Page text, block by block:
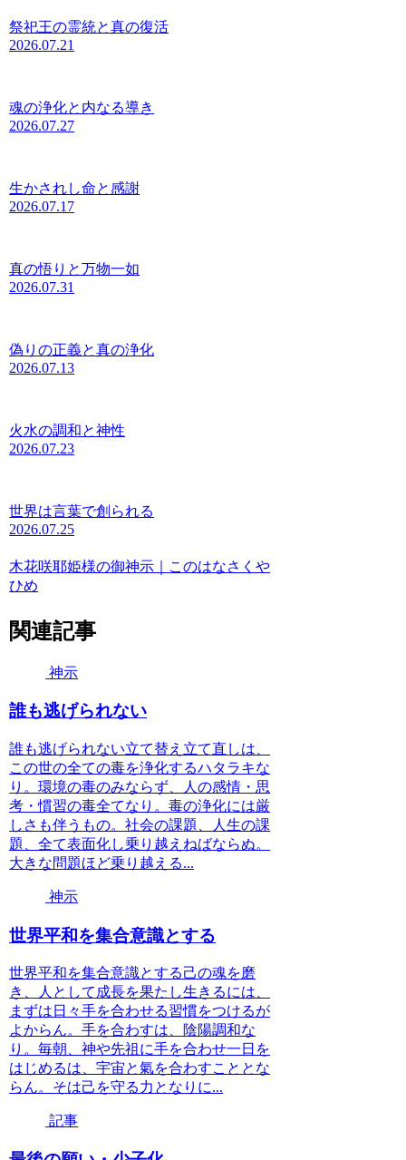
祭祀王の霊統と真の復活
2026.07.21
魂の浄化と内なる導き
2026.07.27
生かされし命と感謝
2026.07.17
真の悟りと万物一如
2026.07.31
偽りの正義と真の浄化
2026.07.13
火水の調和と神性
2026.07.23
世界は言葉で創られる
2026.07.25
木花咲耶姫様の御神示｜このはなさくや
ひめ
関連記事
神示
誰も逃げられない
誰も逃げられない立て替え立て直しは、
この世の全ての毒を浄化するハタラキな
り。環境の毒のみならず、人の感情・思
考・慣習の毒全てなり。毒の浄化には厳
しさも伴うもの。社会の課題、人生の課
題、全て表面化し乗り越えねばならぬ。
大きな問題ほど乗り越える...
神示
世界平和を集合意識とする
世界平和を集合意識とする己の魂を磨
き、人として成長を果たし生きるには、
まずは日々手を合わせる習慣をつけるが
よからん。手を合わすは、陰陽調和な
り。毎朝、神や先祖に手を合わせ一日を
はじめるは、宇宙と氣を合わすこととな
らん。そは己を守る力となりに...
記事